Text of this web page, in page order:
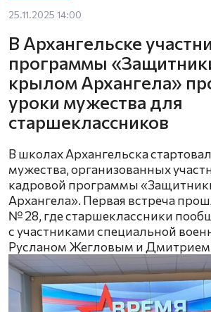
25.11.2025 14:00
В Архангельске
программы
крылом Архангела»
уроки мужества для
старшеклассников
В школах Архангельска
мужества, организованных
кадровой программы
Архангела». Первая встреча
№ 28, где старшеклассники
с участниками специальной
Русланом Жегловым и